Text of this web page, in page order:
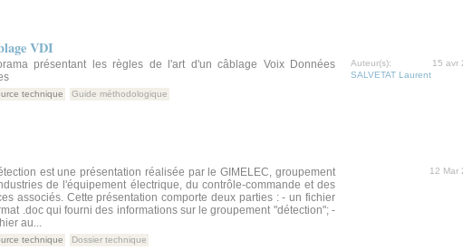
VDI
15 avr
Auteur(s):
SALVETAT Laurent
présentant les règles de l'art d'un câblage Voix Données
technique Guide méthodologique
12 Mar
est une présentation réalisée par le GIMELEC, groupement
de l'équipement électrique, du contrôle-commande et des
associés. Cette présentation comporte deux parties : - un fichier
.doc qui fourni des informations sur le groupement "détection"; -
au...
technique Dossier technique